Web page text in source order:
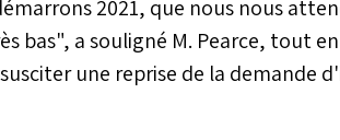
2021, que nous nous
bas", a souligné M. Pearce, tout
une reprise de la demande